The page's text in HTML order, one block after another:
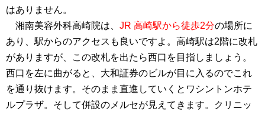
はありません。
湘南美容外科高崎院は、 JR 高崎駅から徒歩2分の場所に
あり、駅からのアクセスも良いですよ。高崎駅は2階に改札
がありますが、この改札を出たら西口を目指しましょう。
西口を左に曲がると、大和証券のビルが目に入るのでこれ
を通り抜けます。そのまま直進していくとワシントンホテ
ルプラザ。そして併設のメルセが見えてきます。クリニッ